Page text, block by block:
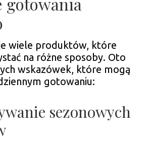
wiele produktów, które
na różne sposoby. Oto
wskazówek, które mogą
gotowaniu:
sezonowych